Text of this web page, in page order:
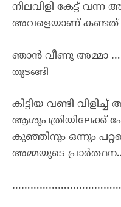
നിലവിളി കേട്ട്
അവളെയാണ് കണ്ടത്
ഞാൻ വീണു അമ്മാ
തുടങ്ങി
കിട്ടിയ വണ്ടി
ആശുപത്രിയിലേക്ക്
കുഞ്ഞിനും ഒന്നും
അമ്മയുടെ പ്രാർത്ഥന..